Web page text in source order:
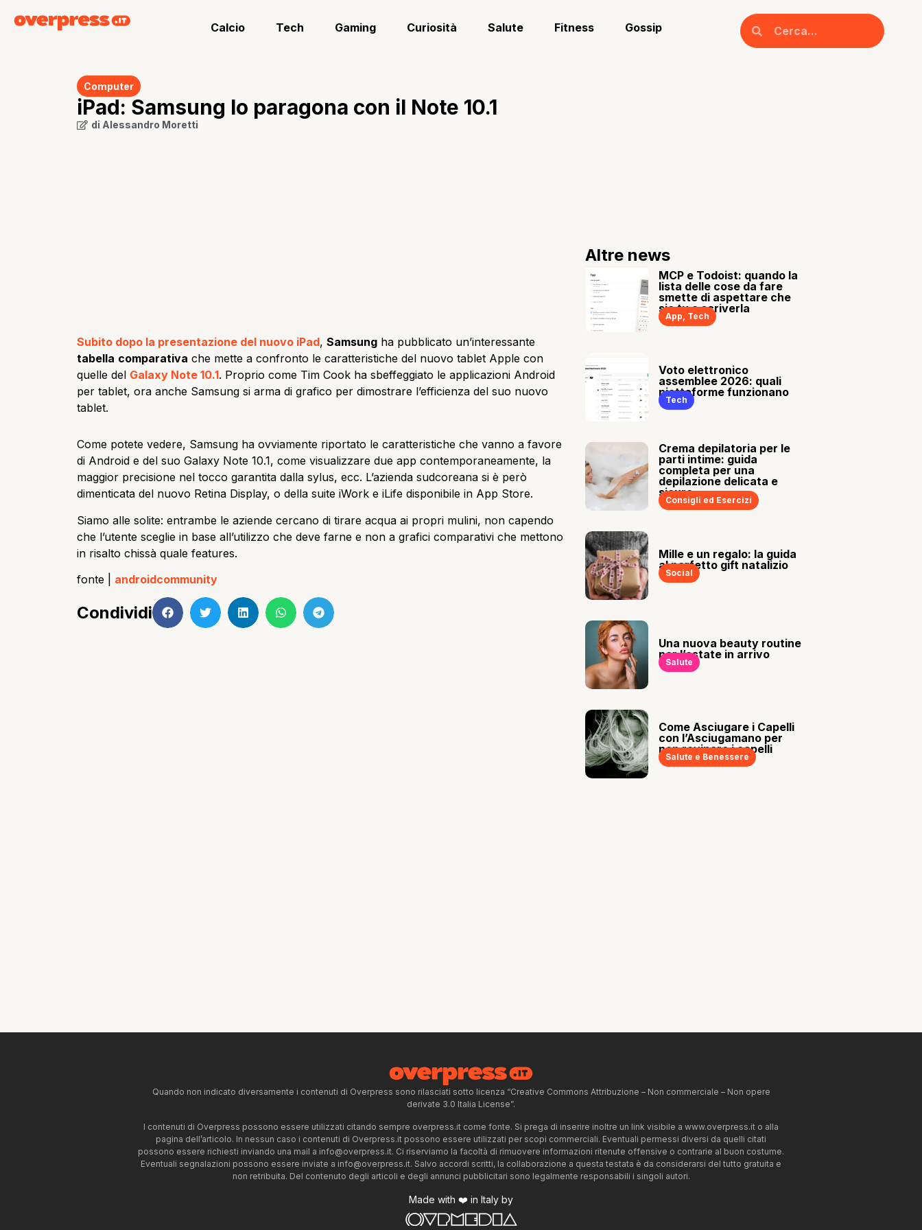
Calcio Tech Gaming Curiosità Salute Fitness Gossip
Computer
iPad: Samsung lo paragona con il Note 10.1
di Alessandro Moretti
Subito dopo la presentazione del nuovo iPad, Samsung ha pubblicato un’interessante
tabella comparativa che mette a confronto le caratteristiche del nuovo tablet Apple con
quelle del Galaxy Note 10.1. Proprio come Tim Cook ha sbeffeggiato le applicazioni Android
per tablet, ora anche Samsung si arma di grafico per dimostrare l’efficienza del suo nuovo
tablet.
Come potete vedere, Samsung ha ovviamente riportato le caratteristiche che vanno a favore
di Android e del suo Galaxy Note 10.1, come visualizzare due app contemporaneamente, la
maggior precisione nel tocco garantita dalla sylus, ecc. L’azienda sudcoreana si è però
dimenticata del nuovo Retina Display, o della suite iWork e iLife disponibile in App Store.
Siamo alle solite: entrambe le aziende cercano di tirare acqua ai propri mulini, non capendo
che l’utente sceglie in base all’utilizzo che deve farne e non a grafici comparativi che mettono
in risalto chissà quale features.
fonte | androidcommunity
Condividi
Altre news
MCP e Todoist: quando la
lista delle cose da fare
smette di aspettare che
sia tu a scriverla
App, Tech
Voto elettronico
assemblee 2026: quali
piattaforme funzionano
Tech
Crema depilatoria per le
parti intime: guida
completa per una
depilazione delicata e
sicura
Consigli ed Esercizi
Mille e un regalo: la guida
al perfetto gift natalizio
Social
Una nuova beauty routine
per l’estate in arrivo
Salute
Come Asciugare i Capelli
con l’Asciugamano per
non rovinare i capelli
Salute e Benessere
Quando non indicato diversamente i contenuti di Overpress sono rilasciati sotto licenza “Creative Commons Attribuzione – Non commerciale – Non opere
derivate 3.0 Italia License”.
I contenuti di Overpress possono essere utilizzati citando sempre overpress.it come fonte. Si prega di inserire inoltre un link visibile a www.overpress.it o alla
pagina dell’articolo. In nessun caso i contenuti di Overpress.it possono essere utilizzati per scopi commerciali. Eventuali permessi diversi da quelli citati
possono essere richiesti inviando una mail a info@overpress.it. Ci riserviamo la facoltà di rimuovere informazioni ritenute offensive o contrarie al buon costume.
Eventuali segnalazioni possono essere inviate a info@overpress.it. Salvo accordi scritti, la collaborazione a questa testata è da considerarsi del tutto gratuita e
non retribuita. Del contenuto degli articoli e degli annunci pubblicitari sono legalmente responsabili i singoli autori.
Made with ❤️ in Italy by